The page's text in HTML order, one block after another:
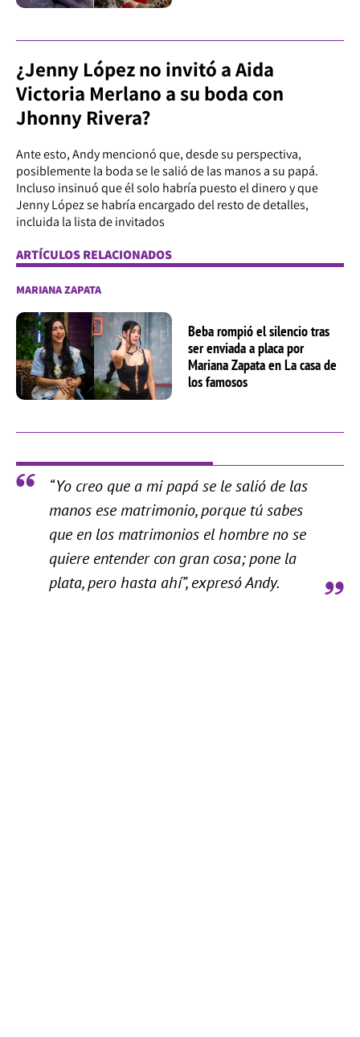
¿Jenny López no invitó a Aida
Victoria Merlano a su boda con
Jhonny Rivera?
Ante esto, Andy mencionó que, desde su perspectiva,
posiblemente la boda se le salió de las manos a su papá.
Incluso insinuó que él solo habría puesto el dinero y que
Jenny López se habría encargado del resto de detalles,
incluida la lista de invitados
ARTÍCULOS RELACIONADOS
MARIANA ZAPATA
Beba rompió el silencio tras
ser enviada a placa por
Mariana Zapata en La casa de
los famosos
“Yo creo que a mi papá se le salió de las
manos ese matrimonio, porque tú sabes
que en los matrimonios el hombre no se
quiere entender con gran cosa; pone la
plata, pero hasta ahí”, expresó Andy.